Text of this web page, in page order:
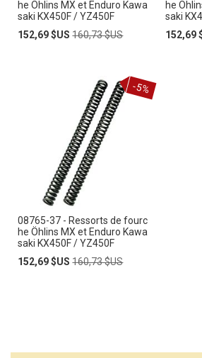
he Öhlins MX et Enduro Kawa
saki KX450F / YZ450F
Prix
152,69 $US Prix
160,73 $US
he
saki
Prix
152,69
08765-37 - Ressorts de fourc
he Öhlins MX et Enduro Kawa
saki KX450F / YZ450F
Prix
152,69 $US Prix
160,73 $US
-5%